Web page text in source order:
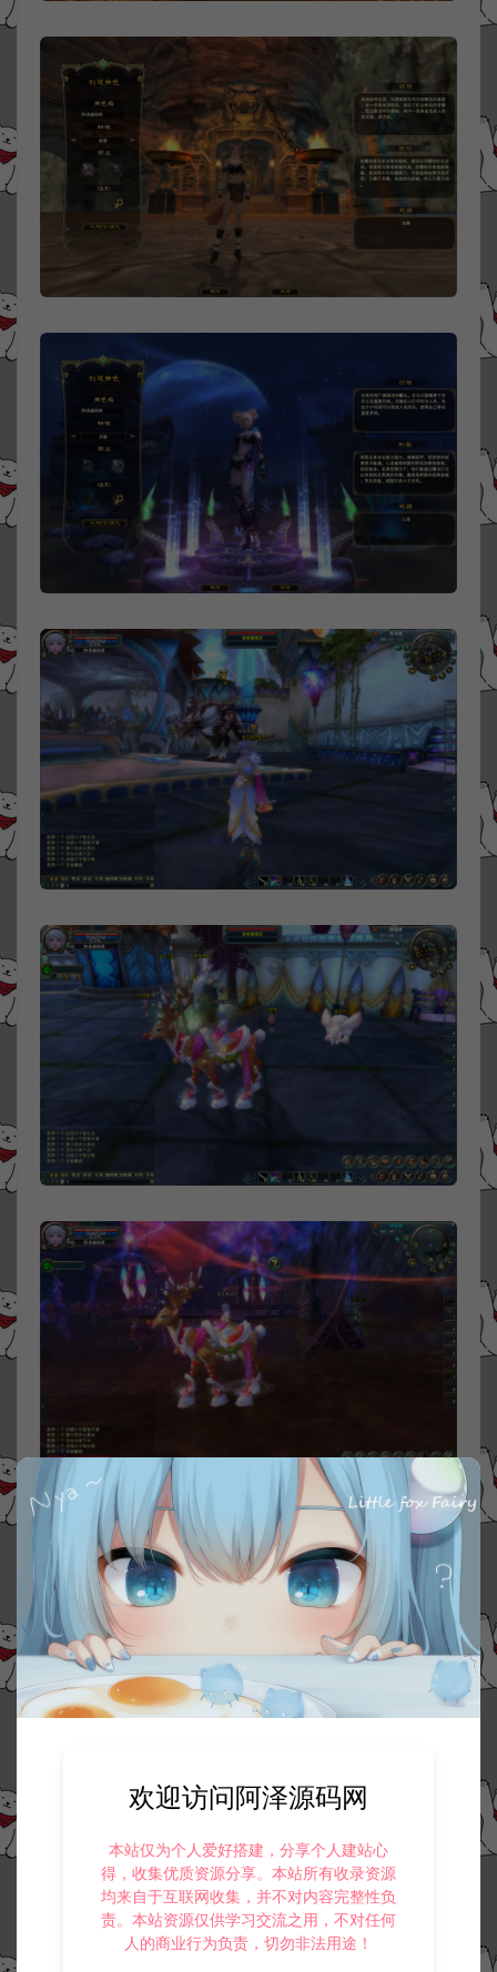
欢迎访问阿泽源码网
本站仅为个人爱好搭建，分享个人建站心
得，收集优质资源分享。本站所有收录资源
均来自于互联网收集，并不对内容完整性负
责。本站资源仅供学习交流之用，不对任何
人的商业行为负责，切勿非法用途！